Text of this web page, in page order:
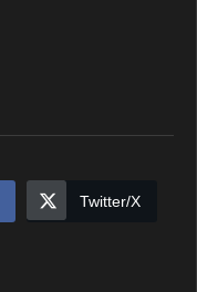
Twitter/X